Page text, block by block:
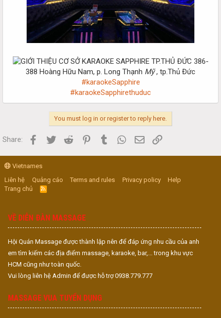
386-
388 Hoàng Hữu Nam, p. Long Thạnh Mỹ, tp.Thủ Đức
#karaokeSapphire
#karaokeSapphirethuduc
You must log in or register to reply here.
Share: Facebook
Twitter Reddit PinterestTumblr WhatsApp
Email
Vietnames
Liên hệ
Quảng cáo Terms and rules Privacy policy
Help
Trang chủ
R
VỀ DIỄN ĐÀN MASSAGE
Hội Quán Massage được thành lập nên để đáp ứng nhu cầu của anh
em tìm kiếm các địa điểm massage, karaoke, bar,... trong khu vực
HCM cũng như toàn quốc.
Vui lòng liên hệ Admin để được hỗ trợ 0938.779.777
MASSAGE VUA TUYỂN DỤNG